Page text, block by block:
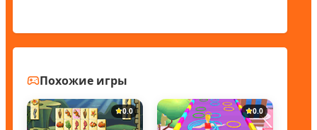
Похожие игры
0.0 0.0